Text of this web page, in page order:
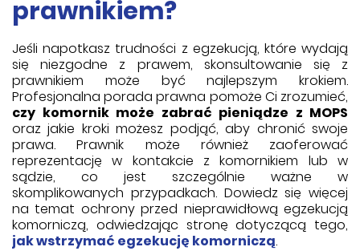
prawnikiem?
Jeśli napotkasz trudności z egzekucją, które wydają
się niezgodne z prawem, skonsultowanie się z
prawnikiem może być najlepszym krokiem.
Profesjonalna porada prawna pomoże Ci zrozumieć,
czy komornik może zabrać pieniądze z MOPS
oraz jakie kroki możesz podjąć, aby chronić swoje
prawa. Prawnik może również zaoferować
reprezentację w kontakcie z komornikiem lub w
sądzie, co jest szczególnie ważne w
skomplikowanych przypadkach. Dowiedz się więcej
na temat ochrony przed nieprawidłową egzekucją
komorniczą, odwiedzając stronę dotyczącą tego,
jak wstrzymać egzekucję komorniczą.